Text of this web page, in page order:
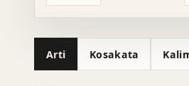
Arti Kosakata